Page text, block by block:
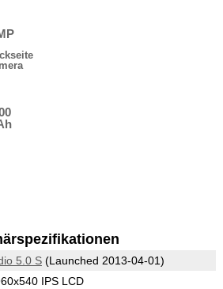
5.0 S(Launched 2013-04-01)
IPS LCD